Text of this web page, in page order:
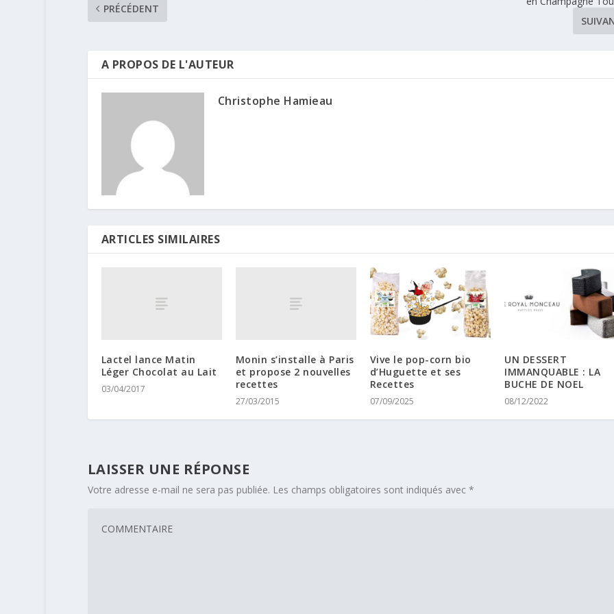
PRÉCÉDENT
A PROPOS DE L'AUTEUR
Christophe Hamieau
ARTICLES SIMILAIRES
Lactel lance Matin
Léger Chocolat au Lait
03/04/2017
Monin s’installe à Paris
et propose 2 nouvelles
recettes
27/03/2015
Vive le pop-corn bio
d’Huguette et ses
Recettes
07/09/2025
UN DESSERT
IMMANQUABLE : LA
BUCHE DE NOEL
08/12/2022
LAISSER UNE RÉPONSE
Votre adresse e-mail ne sera pas publiée. Les champs obligatoires sont indiqués avec *